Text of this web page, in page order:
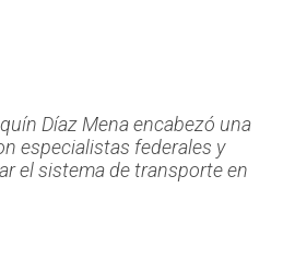
Díaz Mena encabezó una
especialistas federales y
el sistema de transporte en